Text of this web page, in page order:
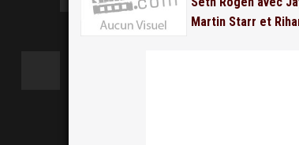
Martin Starr et